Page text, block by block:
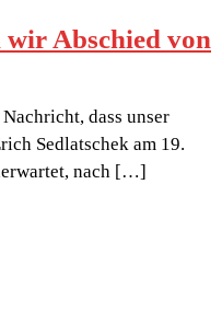
Abschied von
dass unser
Sedlatschek am 19.
nach […]